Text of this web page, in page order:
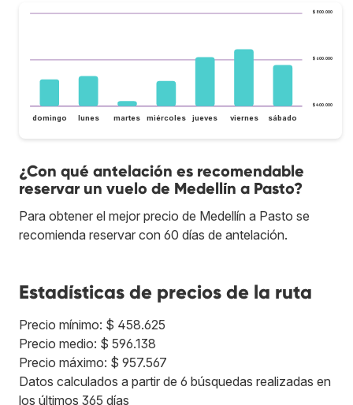
$ 400.000
$ 600.000
$ 800.000
domingo lunes martes miércoles jueves viernes sábado
¿Con qué antelación es recomendable
reservar un vuelo de Medellín a Pasto?
Para obtener el mejor precio de Medellín a Pasto se
recomienda reservar con 60 días de antelación.
Estadísticas de precios de la ruta
Precio mínimo: $ 458.625
Precio medio: $ 596.138
Precio máximo: $ 957.567
Datos calculados a partir de 6 búsquedas realizadas en
los últimos 365 días